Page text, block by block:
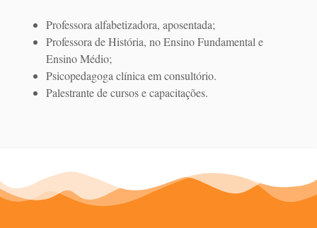
Professora alfabetizadora, aposentada;
Professora de História, no Ensino Fundamental e
Ensino Médio;
Psicopedagoga clínica em consultório.
Palestrante de cursos e capacitações.